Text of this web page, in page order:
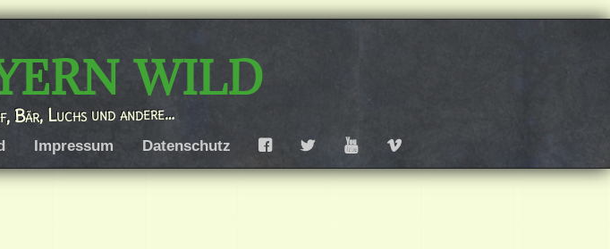
wild
Luchs und andere…
Impressum Datenschutz F T Y V